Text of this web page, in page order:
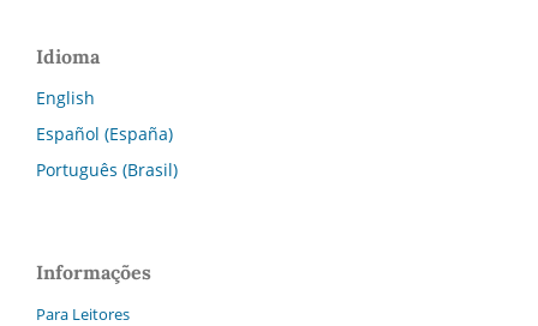
Idioma
English
Español (España)
Português (Brasil)
Informações
Para Leitores